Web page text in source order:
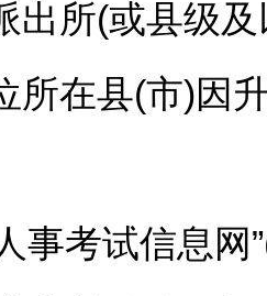
出所(或县级
所在县(市)因
考试信息网